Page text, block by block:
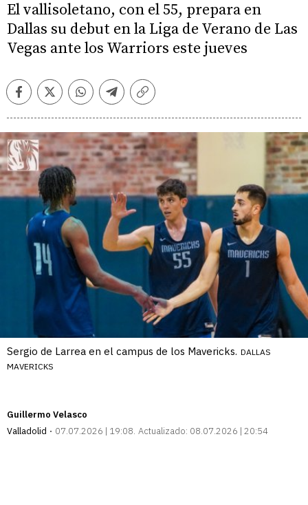
El vallisoletano, con el 55, prepara en
Dallas su debut en la Liga de Verano de Las
Vegas ante los Warriors este jueves
FacebookTwitterWhatsappTelegramCopiar
Sergio de Larrea en el campus de los Mavericks. DALLAS
MAVERICKS
Guillermo Velasco
Valladolid
07.07.2026 | 19:08 Actualizado: 08.07.2026 | 20:54